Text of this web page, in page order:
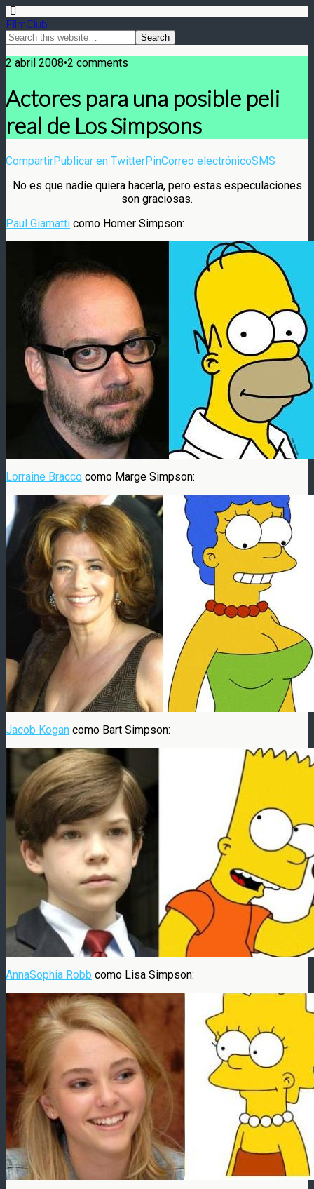
FilmClub
2 abril 2008•2 comments
Actores para una posible peli
real de Los Simpsons
CompartirPublicar en TwitterPinCorreo electrónicoSMS
No es que nadie quiera hacerla, pero estas especulaciones
son graciosas.
Paul Giamatti como Homer Simpson:
Lorraine Bracco como Marge Simpson:
Jacob Kogan como Bart Simpson:
AnnaSophia Robb como Lisa Simpson: